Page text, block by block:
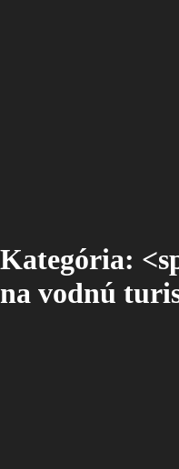
Kategória:
na vodnú